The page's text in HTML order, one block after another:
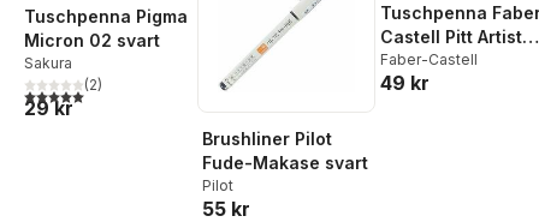
Tuschpenna Pigma
Micron 02 svart
Sakura
5,0utav 5 stjärnor. Totalt antal röster:
(2)
29 kr
Brushliner Pilot
Fude-Makase svart
Pilot
55 kr
Tuschpenna
Castell Pitt Artist
Pen Dual Marker
199 - Black
Faber-Castell
49 kr